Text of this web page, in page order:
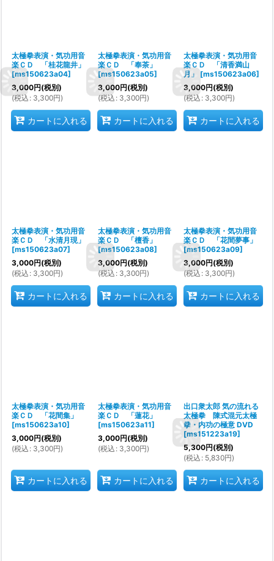
太極拳表演・気功用音
楽ＣＤ 「桂花龍井」
[ms150623a04]
3,000円(税別)
(税込 : 3,300円)
カートに入れる
太極拳表演・気功用音
楽ＣＤ 「奉茶」
[ms150623a05]
3,000円(税別)
(税込 : 3,300円)
カートに入れる
太極拳表演・気功用音
楽ＣＤ 「清香満山
月」
[ms150623a06]
3,000円(税別)
(税込 : 3,300円)
カートに入れる
太極拳表演・気功用音
楽ＣＤ 「水清月現」
[ms150623a07]
3,000円(税別)
(税込 : 3,300円)
カートに入れる
太極拳表演・気功用音
楽ＣＤ 「檀香」
[ms150623a08]
3,000円(税別)
(税込 : 3,300円)
カートに入れる
太極拳表演・気功用音
楽ＣＤ 「花間夢事」
[ms150623a09]
3,000円(税別)
(税込 : 3,300円)
カートに入れる
太極拳表演・気功用音
楽ＣＤ 「花間集」
[ms150623a10]
3,000円(税別)
(税込 : 3,300円)
カートに入れる
太極拳表演・気功用音
楽ＣＤ 「蓮花」
[ms150623a11]
3,000円(税別)
(税込 : 3,300円)
カートに入れる
出口衆太郎 気の流れる
太極拳 陳式混元太極
拳・内功の極意 DVD
[ms151223a19]
5,300円(税別)
(税込 : 5,830円)
カートに入れる